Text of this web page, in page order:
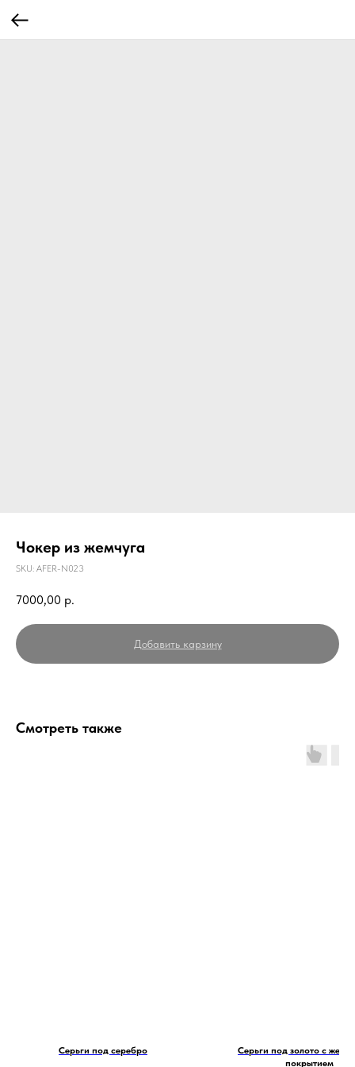
Чокер из жемчуга
SKU: AFER-N023
7000,00 р.
Добавить карзину
Смотреть также
Серьги под серебро
Серьги под золото с
покрытием